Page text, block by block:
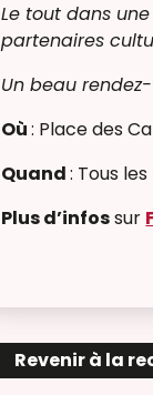
Le tout dans
partenaires
Un beau
Où: Place des
Quand: Tous
Plus d’infossur
Revenir à la